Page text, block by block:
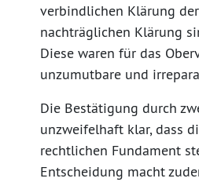
verbindlichen Klärung
nachträglichen Klärung
Diese waren für das
unzumutbare und
Die Bestätigung durch
unzweifelhaft klar, dass
rechtlichen Fundament
Entscheidung macht